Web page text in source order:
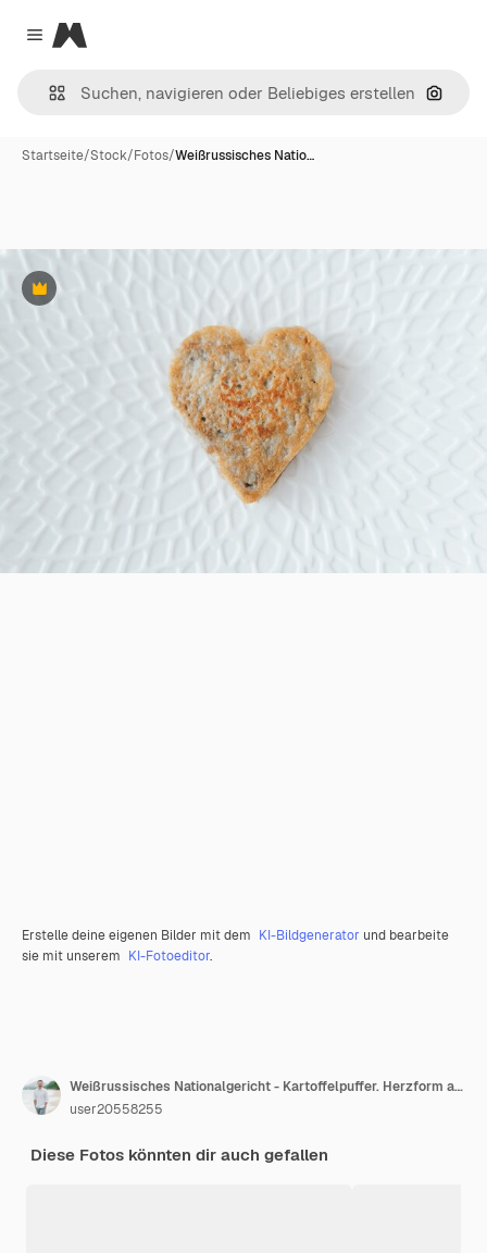
Close menu
Magnific
Nach
Startseite/Stock/Fotos/Weißrussisches Natio…
Premium
Erstelle deine eigenen Bilder mit dem KI-Bildgenerator und bearbeite
sie mit unserem KI-Fotoeditor.
Weißrussisches Nationalgericht - Kartoffelpuffer. Herzform auf einem schönen weißen Teller gemacht.
user20558255
Diese Fotos könnten dir auch gefallen